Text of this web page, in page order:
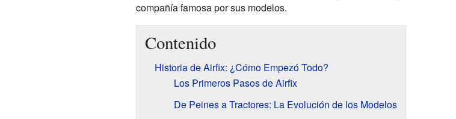
compañía famosa por sus modelos.
Contenido
Historia de Airfix: ¿Cómo Empezó Todo?
Los Primeros Pasos de Airfix
De Peines a Tractores: La Evolución de los Modelos